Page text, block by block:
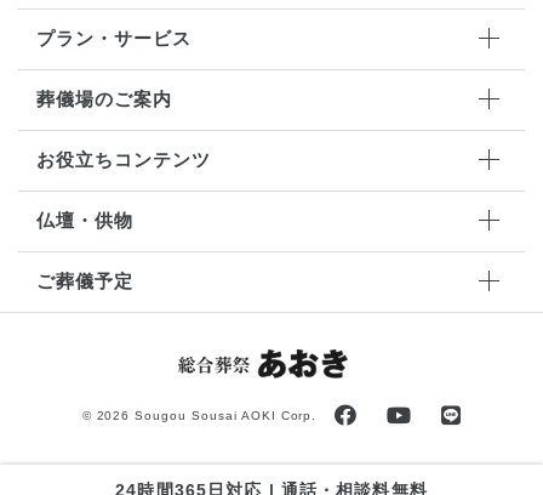
プラン・サービス
葬儀場のご案内
お役立ちコンテンツ
仏壇・供物
ご葬儀予定
© 2026 Sougou Sousai AOKI Corp.
24時間365日対応 | 通話・相談料無料